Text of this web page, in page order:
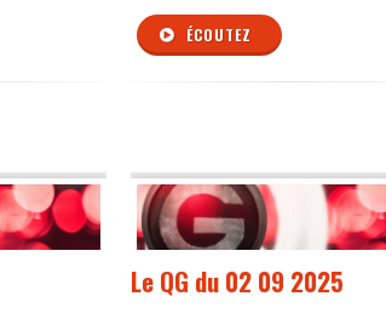
ÉCOUTEZ
Le QG du 02 09 2025